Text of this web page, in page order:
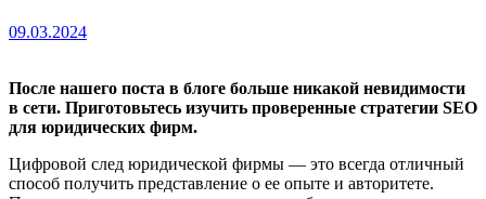
09.03.2024
После нашего поста в блоге больше никакой невидимости
в сети. Приготовьтесь изучить проверенные стратегии SEO
для юридических фирм.
Цифровой след юридической фирмы — это всегда отличный
способ получить представление о ее опыте и авторитете.